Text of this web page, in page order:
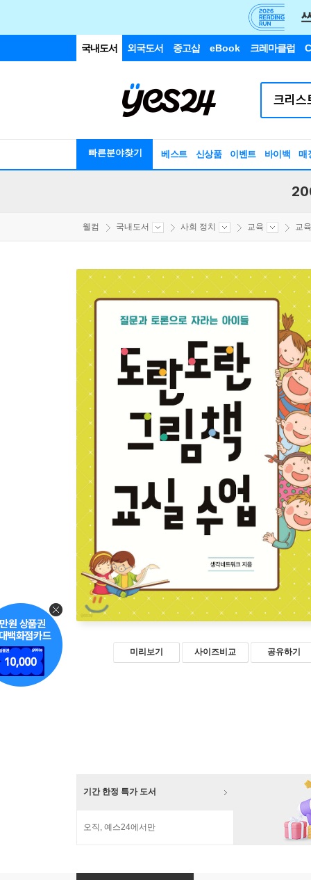
국내도서 외국도서 중고샵 eBook 크레마클럽
빠른분야찾기 베스트 신상품 이벤트 바이백 매
웰컴 국내도서 사회 정치 교육 교
미리보기 사이즈비교 공유하기
기간 한정 특가 도서
오직, 예스24에서만